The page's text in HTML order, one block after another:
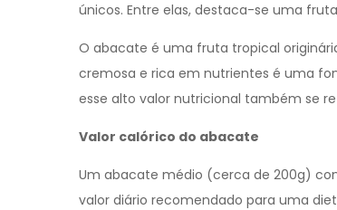
únicos. Entre elas, destaca-se uma
O abacate é uma fruta tropical
cremosa e rica em nutrientes é uma
esse alto valor nutricional também se
Valor calórico do abacate
Um abacate médio (cerca de 200g)
valor diário recomendado para uma